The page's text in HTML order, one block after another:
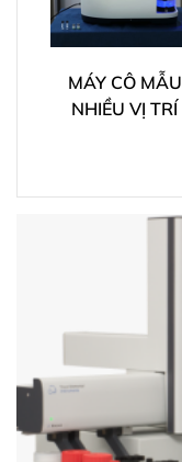
MÁY CÔ MẪU
NHIỀU VỊ TRÍ